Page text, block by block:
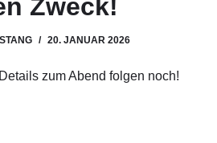
Zweck!
20. JANUAR 2026
zum Abend folgen noch!